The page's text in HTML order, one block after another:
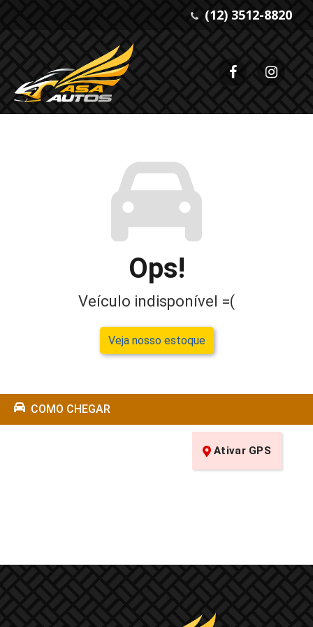
(12) 3512-8820
Ops!
Veículo indisponível =(
Veja nosso estoque
COMO CHEGAR
Ativar GPS